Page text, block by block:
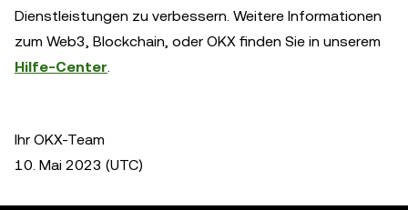
Dienstleistungen zu verbessern. Weitere Informationen
zum Web3, Blockchain, oder OKX finden Sie in unserem
Hilfe-Center.
Ihr OKX-Team
10. Mai 2023 (UTC)